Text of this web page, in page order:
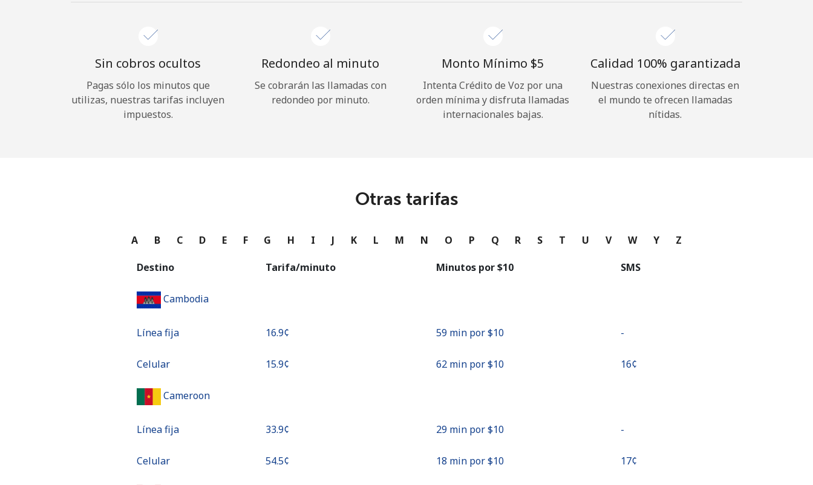
Continuar con
Sin cobros ocultos
Pagas sólo los minutos que
utilizas, nuestras tarifas incluyen
impuestos.
Redondeo al minuto
Se cobrarán las llamadas con
redondeo por minuto.
Monto Mínimo ⁦$5⁩
Intenta Crédito de Voz por una
orden mínima y disfruta llamadas
internacionales bajas.
Calidad 100% garantizada
Nuestras conexiones directas en
el mundo te ofrecen llamadas
nítidas.
Otras tarifas
A B C D E F G H I J K L M N O P Q R S T U V W Y Z
Destino Tarifa/minuto Minutos por ⁦$10⁩ SMS
Cambodia
Línea fija ⁦16.9¢⁩ 59 min por ⁦$10⁩ -
Celular ⁦15.9¢⁩ 62 min por ⁦$10⁩ ⁦16¢⁩
Cameroon
Línea fija ⁦33.9¢⁩ 29 min por ⁦$10⁩ -
Celular ⁦54.5¢⁩ 18 min por ⁦$10⁩ ⁦17¢⁩